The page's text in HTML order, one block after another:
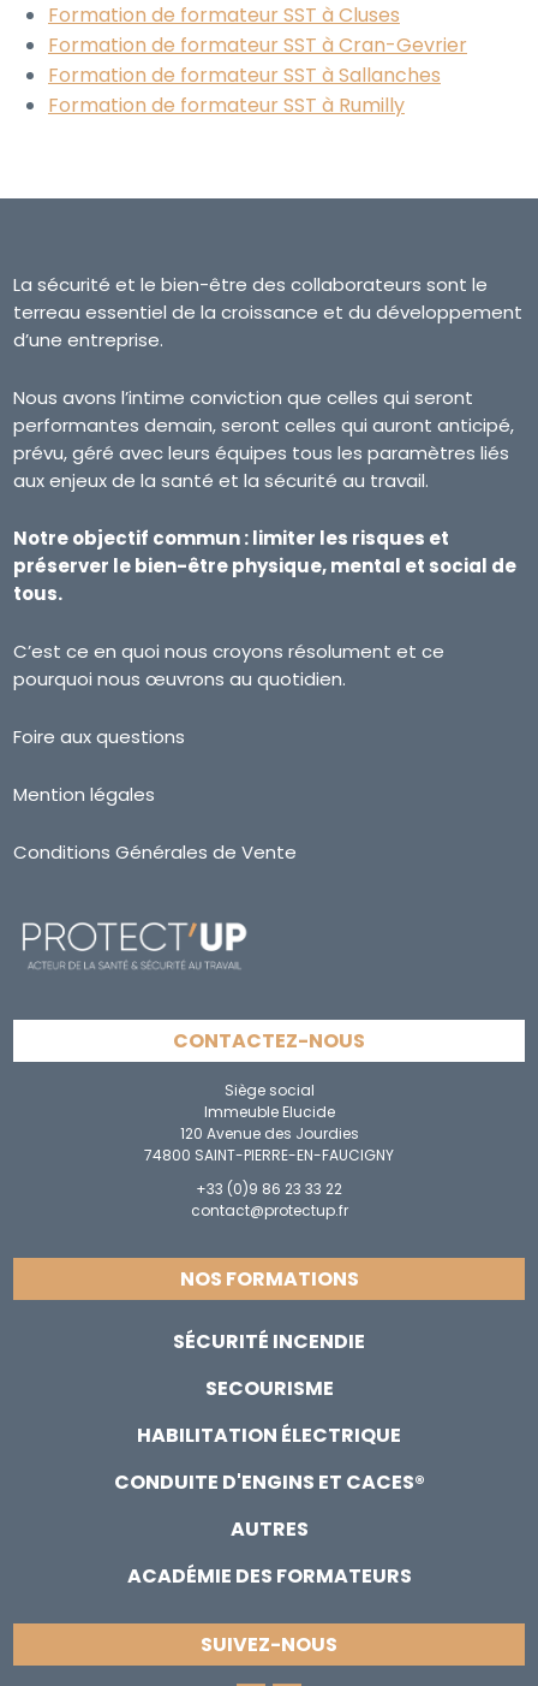
Formation de formateur SST à Cluses
Formation de formateur SST à Cran-Gevrier
Formation de formateur SST à Sallanches
Formation de formateur SST à Rumilly
La sécurité et le bien-être des collaborateurs sont le
terreau essentiel de la croissance et du développement
d’une entreprise.
Nous avons l’intime conviction que celles qui seront
performantes demain, seront celles qui auront anticipé,
prévu, géré avec leurs équipes tous les paramètres liés
aux enjeux de la santé et la sécurité au travail.
Notre objectif commun : limiter les risques et
préserver le bien-être physique, mental et social de
tous.
C’est ce en quoi nous croyons résolument et ce
pourquoi nous œuvrons au quotidien.
Foire aux questions
Mention légales
Conditions Générales de Vente
CONTACTEZ-NOUS
Siège social
Immeuble Elucide
120 Avenue des Jourdies
74800 SAINT-PIERRE-EN-FAUCIGNY
+33 (0)9 86 23 33 22
contact@protectup.fr
NOS FORMATIONS
SÉCURITÉ INCENDIE
SECOURISME
HABILITATION ÉLECTRIQUE
CONDUITE D'ENGINS ET CACES®
AUTRES
ACADÉMIE DES FORMATEURS
SUIVEZ-NOUS